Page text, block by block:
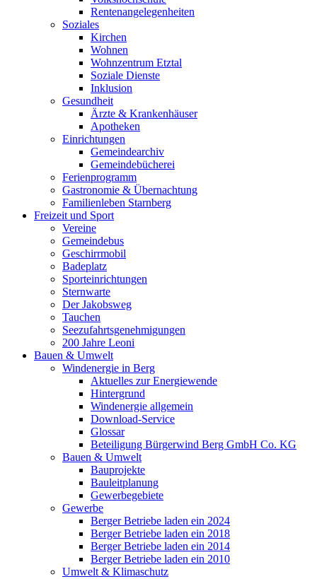
Rentenangelegenheiten
Soziales
Kirchen
Wohnen
Wohnzentrum Etztal
Soziale Dienste
Inklusion
Gesundheit
Ärzte & Krankenhäuser
Apotheken
Einrichtungen
Gemeindearchiv
Gemeindebücherei
Ferienprogramm
Gastronomie & Übernachtung
Familienleben Starnberg
Freizeit und Sport
Vereine
Gemeindebus
Geschirrmobil
Badeplatz
Sporteinrichtungen
Sternwarte
Der Jakobsweg
Tauchen
Seezufahrtsgenehmigungen
200 Jahre Leoni
Bauen & Umwelt
Windenergie in Berg
Aktuelles zur Energiewende
Hintergrund
Windenergie allgemein
Download-Service
Glossar
Beteiligung Bürgerwind Berg GmbH Co. KG
Bauen & Umwelt
Bauprojekte
Bauleitplanung
Gewerbegebiete
Gewerbe
Berger Betriebe laden ein 2024
Berger Betriebe laden ein 2018
Berger Betriebe laden ein 2014
Berger Betriebe laden ein 2010
Umwelt & Klimaschutz